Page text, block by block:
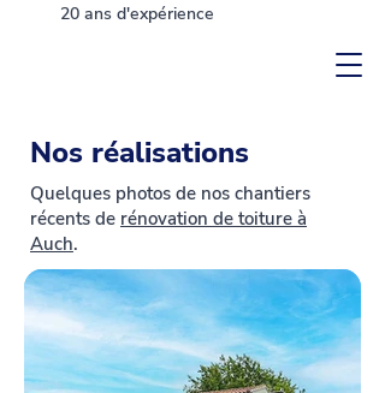
20 ans d'expérience
Nos réalisations
Quelques photos de nos chantiers
récents de rénovation de toiture à
Auch.